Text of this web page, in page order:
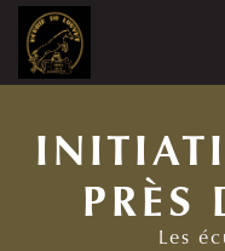
PRÈS
Les
Panneau de gestion des